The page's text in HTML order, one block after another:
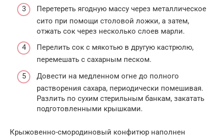
Перетереть ягодную массу через металлическое
сито при помощи столовой ложки, а затем,
отжать сок через несколько слоев марли.
Перелить сок с мякотью в другую кастрюлю,
перемешать с сахарным песком.
Довести на медленном огне до полного
растворения сахара, периодически помешивая.
Разлить по сухим стерильным банкам, закатать
подготовленными крышками.
Крыжовенно-смородиновый конфитюр наполнен